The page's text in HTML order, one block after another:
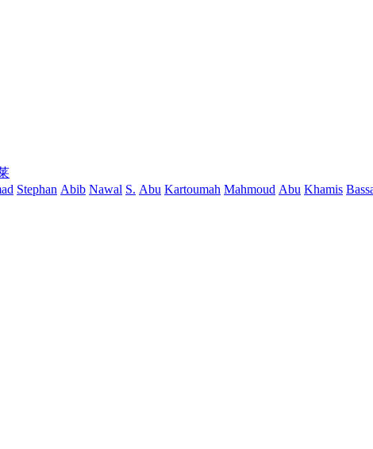
Stephan Abib Nawal S. Abu Kartoumah Mahmoud Abu Khamis